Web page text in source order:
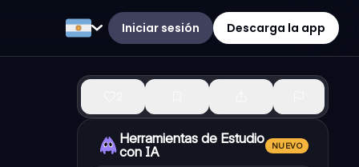
Iniciar sesión Descarga la app
Herramientas de Estudio
con IA
NUEVO